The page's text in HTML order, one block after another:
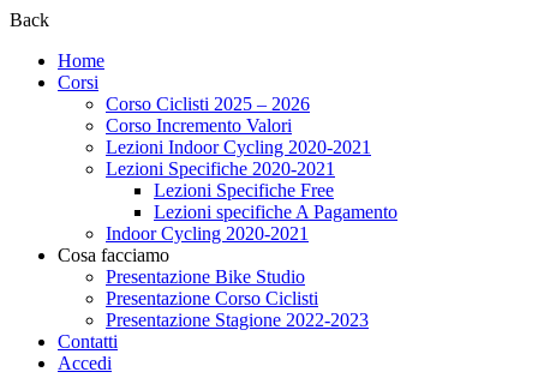
Back
Home
Corsi
Corso Ciclisti 2025 – 2026
Corso Incremento Valori
Lezioni Indoor Cycling 2020-2021
Lezioni Specifiche 2020-2021
Lezioni Specifiche Free
Lezioni specifiche A Pagamento
Indoor Cycling 2020-2021
Cosa facciamo
Presentazione Bike Studio
Presentazione Corso Ciclisti
Presentazione Stagione 2022-2023
Contatti
Accedi